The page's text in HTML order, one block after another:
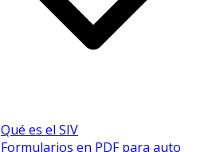
Qué es el SIV
Formularios en PDF para auto